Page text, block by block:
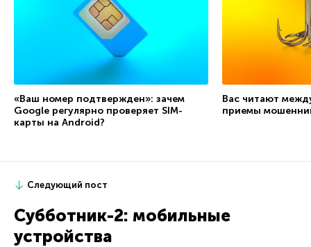
«Ваш номер подтвержден»: зачем
Google регулярно проверяет SIM-
карты на Android?
Вас читают
приемы
Следующий пост
Субботник-2: мобильные
устройства